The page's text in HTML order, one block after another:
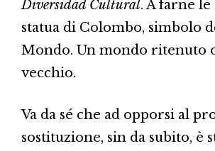
Diversidad Cultural. A farne le
statua di Colombo, simbolo
Mondo. Un mondo ritenuto
vecchio.
Va da sé che ad opporsi al
sostituzione, sin da subito, è